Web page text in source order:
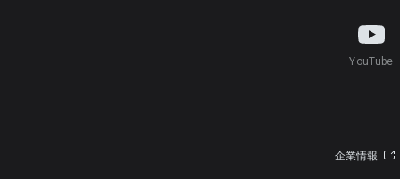
YouTube
企業情報